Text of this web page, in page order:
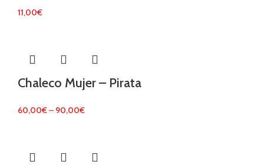
11,00€
Chaleco Mujer – Pirata
60,00€– 90,00€